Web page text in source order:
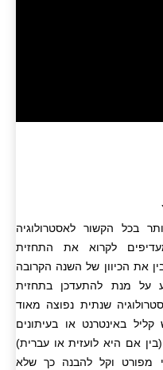
בכל הקשור לאסטרולוגיה
לקרוא את התחזית
את הכיוון של השנה הקרובה
על מנת להתעדכן בתחזית
שנתית נפוצה מאוד
באינטרנט או בעיתונים
אם היא לועזית או עברית)
מפורט וקל להבנה כך שלא